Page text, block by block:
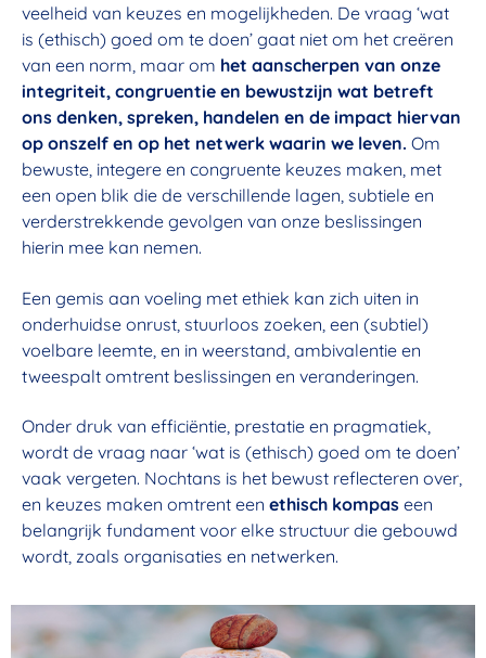
veelheid van keuzes en mogelijkheden. De vraag ‘wat
is (ethisch) goed om te doen’ gaat niet om het creëren
van een norm, maar om het aanscherpen van onze
integriteit, congruentie en bewustzijn wat betreft
ons denken, spreken, handelen en de impact hiervan
op onszelf en op het netwerk waarin we leven. Om
bewuste, integere en congruente keuzes maken, met
een open blik die de verschillende lagen, subtiele en
verderstrekkende gevolgen van onze beslissingen
hierin mee kan nemen.
Een gemis aan voeling met ethiek kan zich uiten in
onderhuidse onrust, stuurloos zoeken, een (subtiel)
voelbare leemte, en in weerstand, ambivalentie en
tweespalt omtrent beslissingen en veranderingen.
Onder druk van efficiëntie, prestatie en pragmatiek,
wordt de vraag naar ‘wat is (ethisch) goed om te doen’
vaak vergeten. Nochtans is het bewust reflecteren over,
en keuzes maken omtrent een ethisch kompas een
belangrijk fundament voor elke structuur die gebouwd
wordt, zoals organisaties en netwerken.